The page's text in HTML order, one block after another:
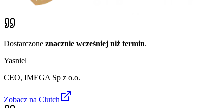
Dostarczone znacznie wcześniej niż termin.
Yasniel
CEO, IMEGA Sp z o.o.
Zobacz na Clutch